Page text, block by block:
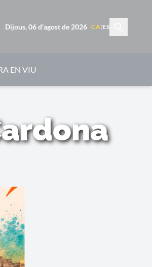
Dijous, 06 d'agost de 2026 CA| ES
EN VIU